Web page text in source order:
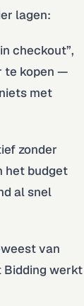
lagen:
checkout”,
te kopen —
met
zonder
het budget
al snel
van
Bidding werkt